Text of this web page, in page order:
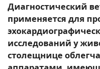
Диагностический
применяется для
исследований у
столещнице